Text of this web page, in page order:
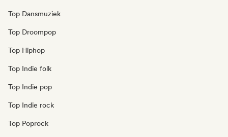
Top Dansmuziek
Top Droompop
Top Hiphop
Top Indie folk
Top Indie pop
Top Indie rock
Top Poprock